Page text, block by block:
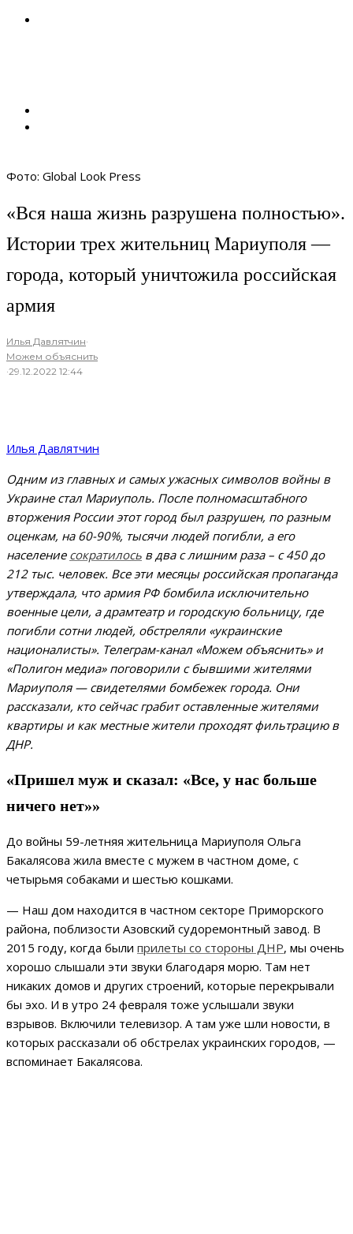
Фото: Global Look Press
«Вся наша жизнь разрушена полностью».
Истории трех жительниц Мариуполя —
города, который уничтожила российская
армия
Илья Давлятчин·
Можем объяснить
·29.12.2022 12:44
Илья Давлятчин
Одним из главных и самых ужасных символов войны в
Украине стал Мариуполь. После полномасштабного
вторжения России этот город был разрушен, по разным
оценкам, на 60-90%, тысячи людей погибли, а его
население сократилось в два с лишним раза – с 450 до
212 тыс. человек. Все эти месяцы российская пропаганда
утверждала, что армия РФ бомбила исключительно
военные цели, а драмтеатр и городскую больницу, где
погибли сотни людей, обстреляли «украинские
националисты». Телеграм-канал «Можем объяснить» и
«Полигон медиа» поговорили с бывшими жителями
Мариуполя — свидетелями бомбежек города. Они
рассказали, кто сейчас грабит оставленные жителями
квартиры и как местные жители проходят фильтрацию в
ДНР.
«Пришел муж и сказал: «Все, у нас больше
ничего нет»»
До войны 59-летняя жительница Мариуполя Ольга
Бакалясова жила вместе с мужем в частном доме, с
четырьмя собаками и шестью кошками.
— Наш дом находится в частном секторе Приморского
района, поблизости Азовский судоремонтный завод. В
2015 году, когда были прилеты со стороны ДНР, мы очень
хорошо слышали эти звуки благодаря морю. Там нет
никаких домов и других строений, которые перекрывали
бы эхо. И в утро 24 февраля тоже услышали звуки
взрывов. Включили телевизор. А там уже шли новости, в
которых рассказали об обстрелах украинских городов, —
вспоминает Бакалясова.